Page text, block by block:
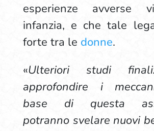
esperienze avverse
infanzia, e che tale
forte tra le donne.
«Ulteriori studi
approfondire i
base di questa
potranno svelare nuovi